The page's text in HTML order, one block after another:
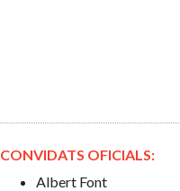
CONVIDATS OFICIALS:
Albert Font